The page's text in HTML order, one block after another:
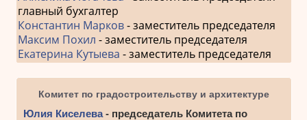
главный бухгалтер
Константин Марков- заместитель председателя
Максим Похил - заместитель председателя
Екатерина Кутыева - заместитель председателя
Комитет по градостроительству и архитектуре
Юлия Киселева- председатель Комитета по